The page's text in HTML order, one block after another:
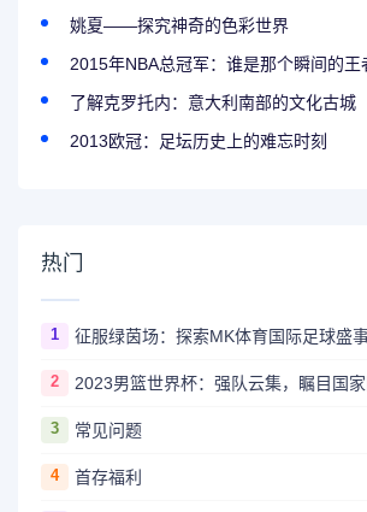
姚夏——探究神奇的色彩世界
2015年NBA总冠军：谁是那个瞬间的王
了解克罗托内：意大利南部的文化古城
2013欧冠：足坛历史上的难忘时刻
热门
1 征服绿茵场：探索MK体育国际足球盛
2 2023男篮世界杯：强队云集，瞩目国
3 常见问题
4 首存福利